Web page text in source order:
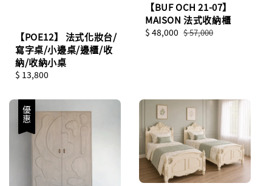
【POE12】 法式化妝台/
寫字桌/小邊桌/邊櫃/收
納/收納小桌
Regular
$ 13,800
【BUF OCH 21-07】
MAISON 法式收納櫃
Sale
$ 48,000 Regular
$ 57,000
優惠